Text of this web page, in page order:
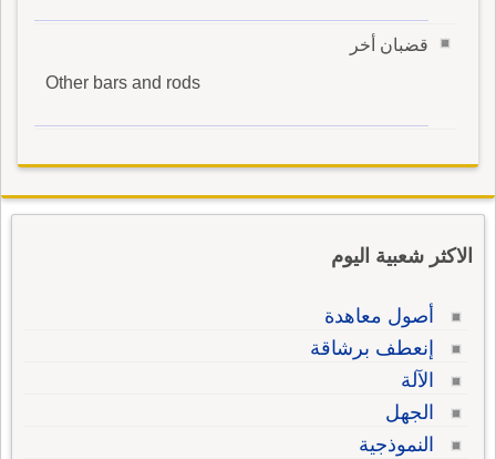
قضبان أخر
Other bars and rods
الاكثر شعبية اليوم
أصول معاهدة
إنعطف برشاقة
الآلة
الجهل
النموذجية